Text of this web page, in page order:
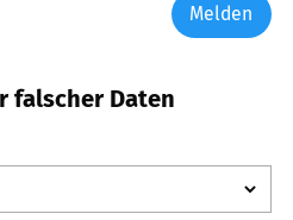
Melden
falscher Daten